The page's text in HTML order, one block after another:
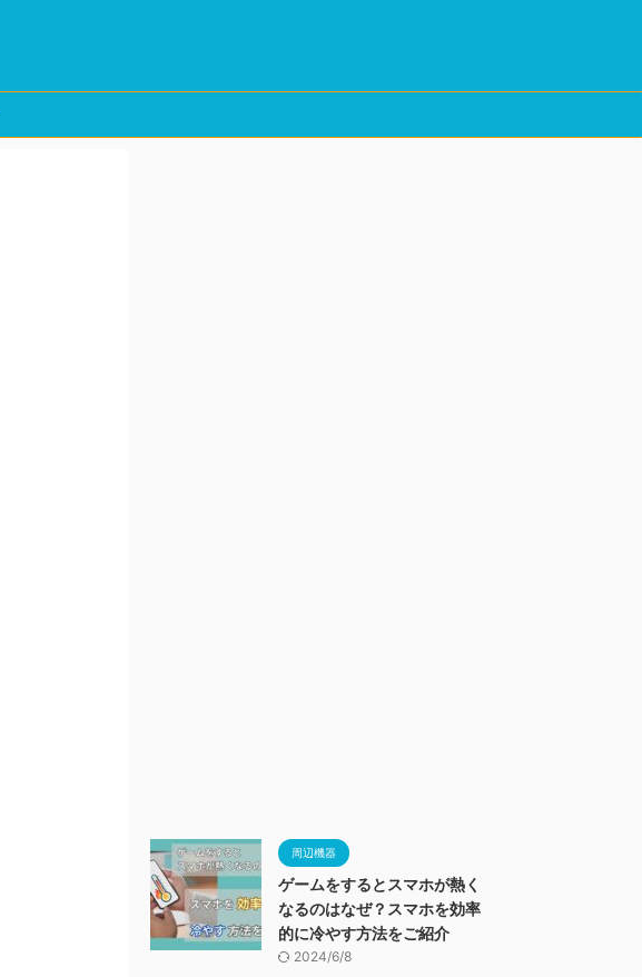
周辺機器
ゲームをするとスマホが熱く
なるのはなぜ？スマホを効率
的に冷やす方法をご紹介
2024/6/8